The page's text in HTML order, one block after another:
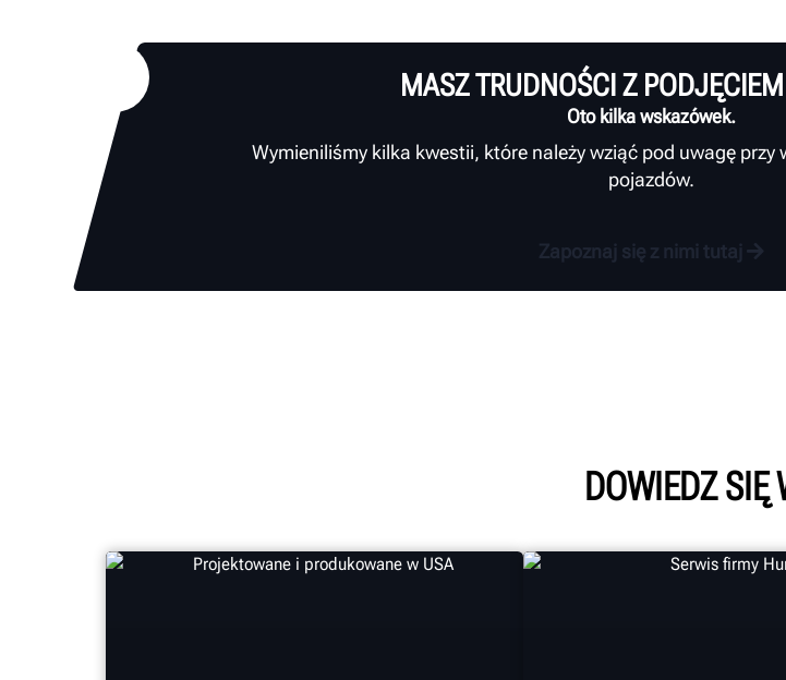
MASZ TRUDNOŚCI Z
Oto kilka wskazówek.
Wymieniliśmy kilka kwestii, które należy wziąć pod uwagę przy
pojazdów.
Zapoznaj się z nimi tutaj
DOWIEDZ SIĘ